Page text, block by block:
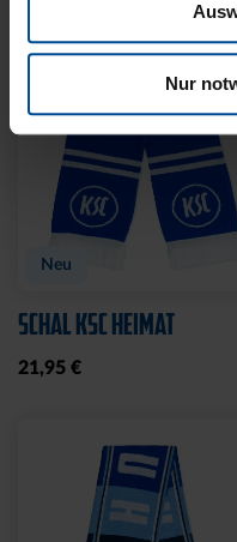
Nur
Neu
SCHAL KSC HEIMAT
21,95 €